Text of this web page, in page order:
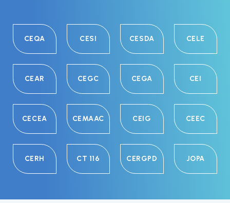
CEQA CESI CESDA CELE
CEAR CEGC CEGA CEI
CECEA CEMAAC CEIG CEEC
CERH CT 116 CERGPD JOPA